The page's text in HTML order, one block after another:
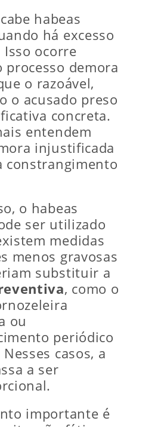
habeas
há excesso
Isso ocorre
processo demora
o razoável,
o acusado preso
concreta.
entendem
injustificada
constrangimento
o habeas
ser utilizado
medidas
menos gravosas
substituir a
, como o
ou
periódico
casos, a
a ser
importante é